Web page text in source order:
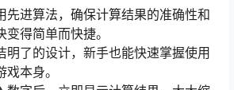
先进算法，确保计算结果的准确性和
得简单而快捷。
明了的设计，新手也能快速掌握使用
本身。